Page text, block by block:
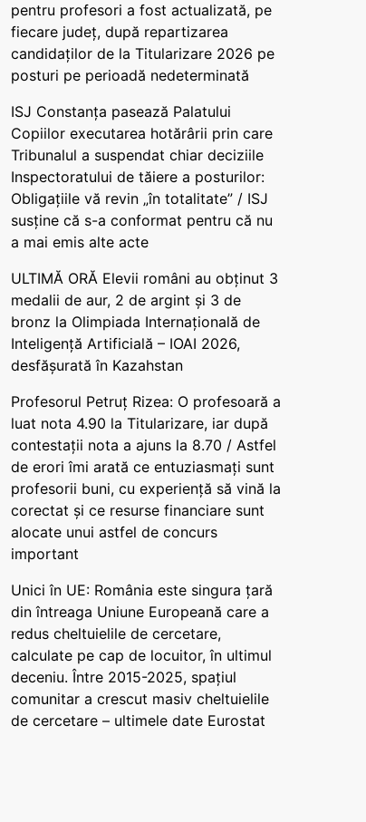
pentru profesori a fost actualizată, pe
fiecare județ, după repartizarea
candidaților de la Titularizare 2026 pe
posturi pe perioadă nedeterminată
ISJ Constanța pasează Palatului
Copiilor executarea hotărârii prin care
Tribunalul a suspendat chiar deciziile
Inspectoratului de tăiere a posturilor:
Obligațiile vă revin „în totalitate” / ISJ
susține că s-a conformat pentru că nu
a mai emis alte acte
ULTIMĂ ORĂ Elevii români au obținut 3
medalii de aur, 2 de argint și 3 de
bronz la Olimpiada Internațională de
Inteligență Artificială – IOAI 2026,
desfășurată în Kazahstan
Profesorul Petruț Rizea: O profesoară a
luat nota 4.90 la Titularizare, iar după
contestații nota a ajuns la 8.70 / Astfel
de erori îmi arată ce entuziasmați sunt
profesorii buni, cu experiență să vină la
corectat și ce resurse financiare sunt
alocate unui astfel de concurs
important
Unici în UE: România este singura țară
din întreaga Uniune Europeană care a
redus cheltuielile de cercetare,
calculate pe cap de locuitor, în ultimul
deceniu. Între 2015-2025, spațiul
comunitar a crescut masiv cheltuielile
de cercetare – ultimele date Eurostat